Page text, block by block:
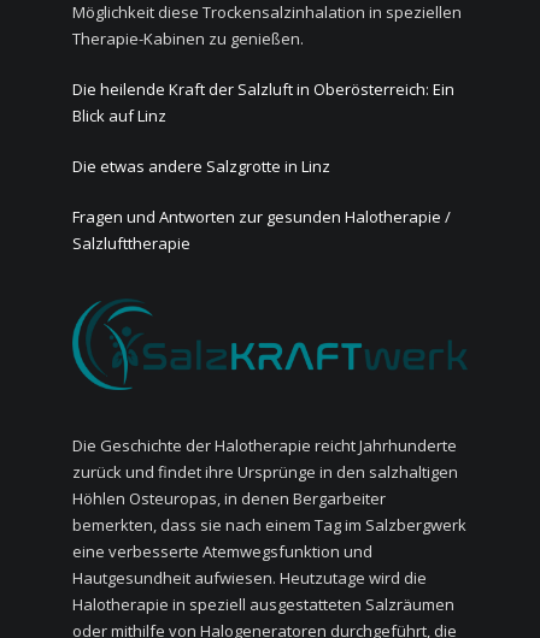
Möglichkeit diese Trockensalzinhalation in speziellen
Therapie-Kabinen zu genießen.
Die heilende Kraft der Salzluft in Oberösterreich: Ein
Blick auf Linz
Die etwas andere Salzgrotte in Linz
Fragen und Antworten zur gesunden Halotherapie /
Salzlufttherapie
Die Geschichte der Halotherapie reicht Jahrhunderte
zurück und findet ihre Ursprünge in den salzhaltigen
Höhlen Osteuropas, in denen Bergarbeiter
bemerkten, dass sie nach einem Tag im Salzbergwerk
eine verbesserte Atemwegsfunktion und
Hautgesundheit aufwiesen. Heutzutage wird die
Halotherapie in speziell ausgestatteten Salzräumen
oder mithilfe von Halogeneratoren durchgeführt, die